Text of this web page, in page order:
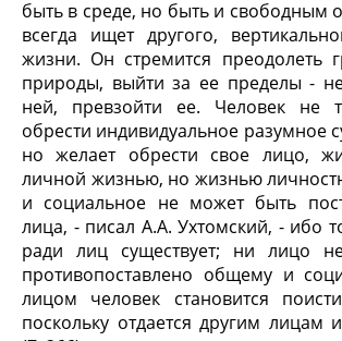
быть в среде, но быть и свободным
всегда ищет другого,
жизни. Он стремится преодолеть
природы, выйти за ее пределы -
ней, превзойти ее. Человек не
обрести индивидуальное разумное
но желает обрести свое лицо,
личной жизнью, но жизнью
и социальное не может быть
лица, - писал А.А. Ухтомский, - ибо
ради лиц существует; ни лицо
противопоставлено общему и
лицом человек становится
поскольку отдается другим лицам